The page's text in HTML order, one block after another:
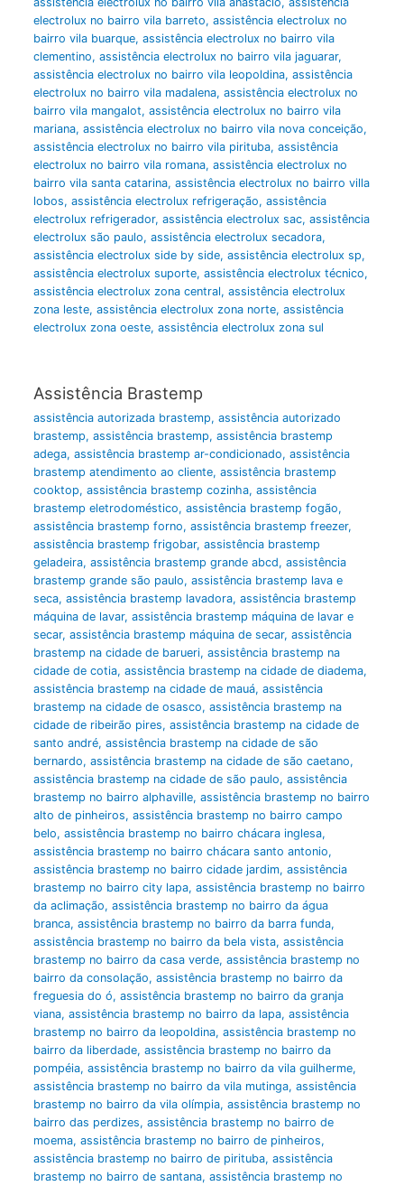
electrolux no bairro vila barreto, assistência electrolux no
bairro vila buarque, assistência electrolux no bairro vila
clementino, assistência electrolux no bairro vila jaguarar,
assistência electrolux no bairro vila leopoldina, assistência
electrolux no bairro vila madalena, assistência electrolux no
bairro vila mangalot, assistência electrolux no bairro vila
mariana, assistência electrolux no bairro vila nova conceição,
assistência electrolux no bairro vila pirituba, assistência
electrolux no bairro vila romana, assistência electrolux no
bairro vila santa catarina, assistência electrolux no bairro villa
lobos, assistência electrolux refrigeração, assistência
electrolux refrigerador, assistência electrolux sac, assistência
electrolux são paulo, assistência electrolux secadora,
assistência electrolux side by side, assistência electrolux sp,
assistência electrolux suporte, assistência electrolux técnico,
assistência electrolux zona central, assistência electrolux
zona leste, assistência electrolux zona norte, assistência
electrolux zona oeste, assistência electrolux zona sul
Assistência Brastemp
assistência autorizada brastemp, assistência autorizado
brastemp, assistência brastemp, assistência brastemp
adega, assistência brastemp ar-condicionado, assistência
brastemp atendimento ao cliente, assistência brastemp
cooktop, assistência brastemp cozinha, assistência
brastemp eletrodoméstico, assistência brastemp fogão,
assistência brastemp forno, assistência brastemp freezer,
assistência brastemp frigobar, assistência brastemp
geladeira, assistência brastemp grande abcd, assistência
brastemp grande são paulo, assistência brastemp lava e
seca, assistência brastemp lavadora, assistência brastemp
máquina de lavar, assistência brastemp máquina de lavar e
secar, assistência brastemp máquina de secar, assistência
brastemp na cidade de barueri, assistência brastemp na
cidade de cotia, assistência brastemp na cidade de diadema,
assistência brastemp na cidade de mauá, assistência
brastemp na cidade de osasco, assistência brastemp na
cidade de ribeirão pires, assistência brastemp na cidade de
santo andré, assistência brastemp na cidade de são
bernardo, assistência brastemp na cidade de são caetano,
assistência brastemp na cidade de são paulo, assistência
brastemp no bairro alphaville, assistência brastemp no bairro
alto de pinheiros, assistência brastemp no bairro campo
belo, assistência brastemp no bairro chácara inglesa,
assistência brastemp no bairro chácara santo antonio,
assistência brastemp no bairro cidade jardim, assistência
brastemp no bairro city lapa, assistência brastemp no bairro
da aclimação, assistência brastemp no bairro da água
branca, assistência brastemp no bairro da barra funda,
assistência brastemp no bairro da bela vista, assistência
brastemp no bairro da casa verde, assistência brastemp no
bairro da consolação, assistência brastemp no bairro da
freguesia do ó, assistência brastemp no bairro da granja
viana, assistência brastemp no bairro da lapa, assistência
brastemp no bairro da leopoldina, assistência brastemp no
bairro da liberdade, assistência brastemp no bairro da
pompéia, assistência brastemp no bairro da vila guilherme,
assistência brastemp no bairro da vila mutinga, assistência
brastemp no bairro da vila olímpia, assistência brastemp no
bairro das perdizes, assistência brastemp no bairro de
moema, assistência brastemp no bairro de pinheiros,
assistência brastemp no bairro de pirituba, assistência
brastemp no bairro de santana, assistência brastemp no